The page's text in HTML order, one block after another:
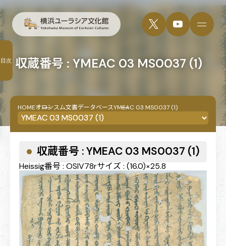
収蔵番号 : YMEAC 03 MS0037 (1)
HOMEオロンスム文書データベースYMEAC 03 MS0037 (1)
収蔵番号 : YMEAC 03 MS0037 (1)
Heissig番号 : OSIV78rサイズ : (16.0)×25.8
目次